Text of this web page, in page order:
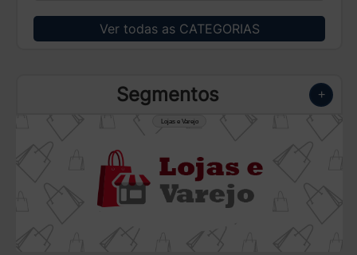
Ver todas as CATEGORIAS
Segmentos +
Lojas e Varejo